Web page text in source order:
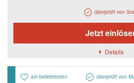
apodiscounter
Udemy
überprüft von
Details
Jetzt
am beliebtesten überprüft von